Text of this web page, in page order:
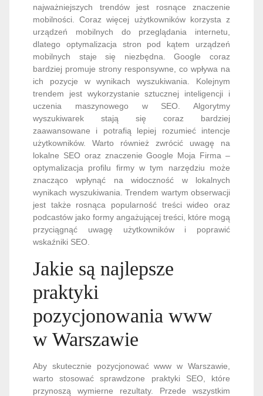
najważniejszych trendów jest rosnące znaczenie
mobilności. Coraz więcej użytkowników korzysta z
urządzeń mobilnych do przeglądania internetu,
dlatego optymalizacja stron pod kątem urządzeń
mobilnych staje się niezbędna. Google coraz
bardziej promuje strony responsywne, co wpływa na
ich pozycje w wynikach wyszukiwania. Kolejnym
trendem jest wykorzystanie sztucznej inteligencji i
uczenia maszynowego w SEO. Algorytmy
wyszukiwarek stają się coraz bardziej
zaawansowane i potrafią lepiej rozumieć intencje
użytkowników. Warto również zwrócić uwagę na
lokalne SEO oraz znaczenie Google Moja Firma –
optymalizacja profilu firmy w tym narzędziu może
znacząco wpłynąć na widoczność w lokalnych
wynikach wyszukiwania. Trendem wartym obserwacji
jest także rosnąca popularność treści wideo oraz
podcastów jako formy angażującej treści, które mogą
przyciągnąć uwagę użytkowników i poprawić
wskaźniki SEO.
Jakie są najlepsze
praktyki
pozycjonowania www
w Warszawie
Aby skutecznie pozycjonować www w Warszawie,
warto stosować sprawdzone praktyki SEO, które
przynoszą wymierne rezultaty. Przede wszystkim